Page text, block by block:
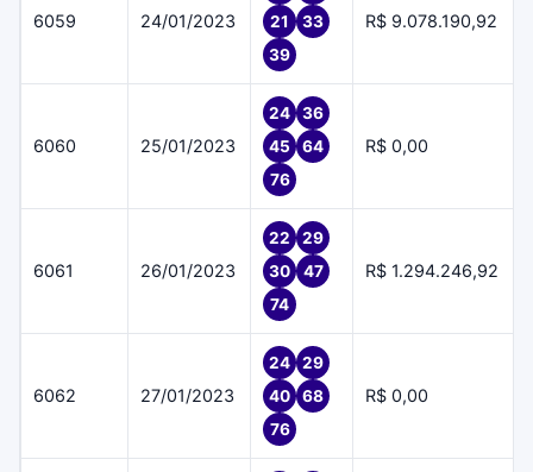
6059 24/01/2023
21
33
39
R$ 9.078.190,92
6060 25/01/2023
24
36
45
64
76
R$ 0,00
6061 26/01/2023
22
29
30
47
74
R$ 1.294.246,92
6062 27/01/2023
24
29
40
68
76
R$ 0,00